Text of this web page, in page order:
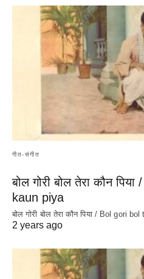
गीत-संगीत
बोल गोरी बोल तेरा कौन
kaun piya
बोल गोरी बोल तेरा कौन पिया / Bol gori
2 years ago